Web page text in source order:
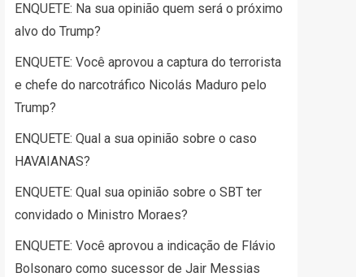
ENQUETE: Na sua opinião quem será o próximo
alvo do Trump?
ENQUETE: Você aprovou a captura do terrorista
e chefe do narcotráfico Nicolás Maduro pelo
Trump?
ENQUETE: Qual a sua opinião sobre o caso
HAVAIANAS?
ENQUETE: Qual sua opinião sobre o SBT ter
convidado o Ministro Moraes?
ENQUETE: Você aprovou a indicação de Flávio
Bolsonaro como sucessor de Jair Messias